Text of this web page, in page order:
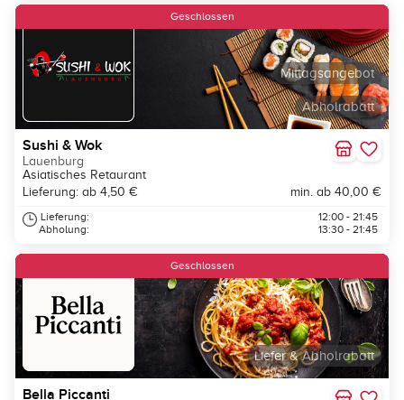
Abholrabatt
Mittagsangebot
Geschlossen
Sushi & Wok
Lauenburg
Asiatisches Retaurant
Lieferung: ab 4,50 €
min. ab 40,00 €
Lieferung:
Abholung:
12:00 - 21:45
13:30 - 21:45
Liefer & Abholrabatt
Geschlossen
Bella Piccanti